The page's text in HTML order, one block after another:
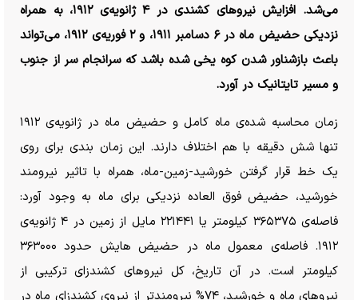
می‌شد. افزایش نیرو‌های کشندی در ۴ ژانویه‌ی ۱۹۱۲، به همراه
نزدیکی حضیض ماه در ۶ دسامبر ۱۹۱۱، و ۲ فوریه‌ی ۱۹۱۲، می‌تواند
باعث بازشناور شدن کوه یخی شده باشد که سرانجام سر از جنوب
و مسیر تایتانیک در آورد.
زمان محاسبه شده‌ی ماه کامل و حضیض ماه در ژانویه‌ی ۱۹۱۲
تنها شش دقیقه با هم اختلاف دارند. این زمان بندی برای روی
یک خط قرار گرفتن خورشید-زمین-ماه، همراه با تاثیر نیرومند
خورشید، حضیض فوق العاده نزدیکی برای ماه به وجود آورد:
فاصله‌ی ۳۶۵۳۷۵ کیلومتر یا ۲۲۱۴۴۱ مایل از زمین در ۴ ژانویه‌ی
۱۹۱۲. فاصله‌ی معمول ماه در حضیض هایش حدود ۳۶۳۰۰۰
کیلومتر است. در آن تاریخ، کل نیرو‌های کشندزای ترکیبی از
نیرو‌های ماه و خورشید، ۷۴% نیرومندتر از نیروی کشندزای ماه در